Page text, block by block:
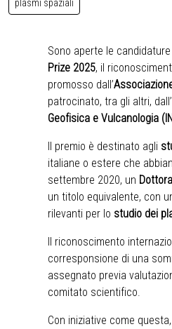
plasmi spaziali
Sono aperte le
Prize 2025, il
promosso dall’
patrocinato, tra gli altri, dall’
Geofisica e Vulcanologia
Il premio è destinato agli
italiane o estere che
settembre 2020, un
un titolo equivalente, con
rilevanti per lo studio dei
Il riconoscimento
corresponsione di una
assegnato previa
comitato scientifico.
Con iniziative come